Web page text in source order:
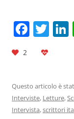
F
b
o
T
2
Questo articolo è
Interviste, Letture,
Intervista,scrittori